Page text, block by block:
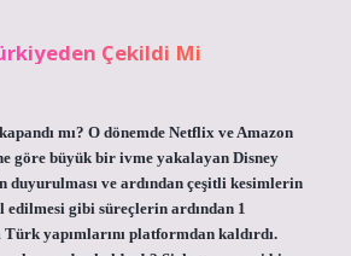
Çekildi Mi
mı? O dönemde Netflix ve Amazon
göre büyük bir ivme yakalayan Disney
duyurulması ve ardından çeşitli kesimlerin
edilmesi gibi süreçlerin ardından 1
Türk yapımlarını platformdan kaldırdı.